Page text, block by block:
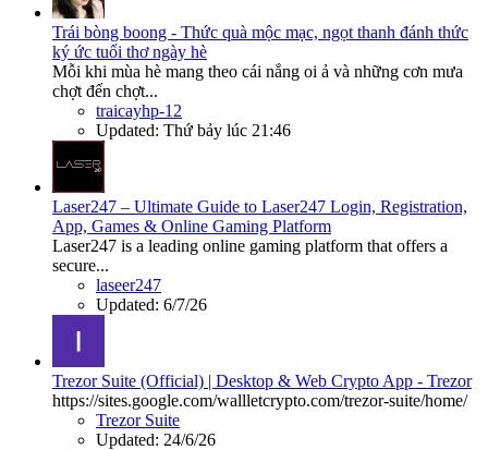
Trái bòng boong - Thức quà mộc mạc, ngọt thanh đánh thức
ký ức tuổi thơ ngày hè
Mỗi khi mùa hè mang theo cái nắng oi ả và những cơn mưa
chợt đến chợt...
traicayhp-12
Updated: Thứ bảy lúc 21:46
Laser247 – Ultimate Guide to Laser247 Login, Registration,
App, Games & Online Gaming Platform
Laser247 is a leading online gaming platform that offers a
secure...
laseer247
Updated: 6/7/26
Trezor Suite (Official) | Desktop & Web Crypto App - Trezor
https://sites.google.com/wallletcrypto.com/trezor-suite/home/
Trezor Suite
Updated: 24/6/26